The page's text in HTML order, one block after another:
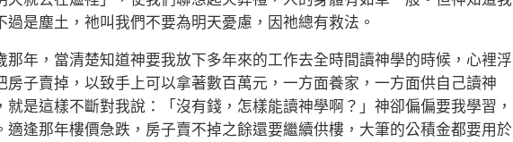
過是塵土，祂叫我們不要為明天憂慮，因祂總有救法。
，當清楚知道神要我放下多年來的工作去全時間讀神學的時候，心裡浮
房子賣掉，以致手上可以拿著數百萬元，一方面養家，一方面供自己讀神
就是這樣不斷對我說：「沒有錢，怎樣能讀神學啊？」神卻偏偏要我學習，
適逢那年樓價急跌，房子賣不掉之餘還要繼續供樓，大筆的公積金都要用於